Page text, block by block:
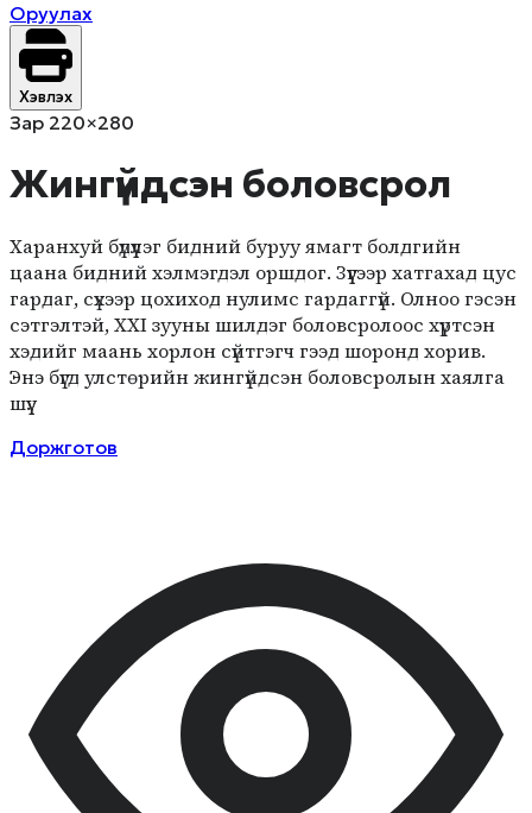
Оруулах
Хэвлэх
Зар 220×280
Жингүйдсэн боловсрол
Харанхуй бүдүүлэг бидний буруу ямагт болдгийн
цаана бидний хэлмэгдэл оршдог. Зүүгээр хатгахад цус
гардаг, сүхээр цохиход нулимс гардаггүй. Олноо гэсэн
сэтгэлтэй, ХХI зууны шилдэг боловсролоос хүртсэн
хэдийг маань хорлон сүйтгэгч гээд шоронд хорив.
Энэ бүгд улстөрийн жингүйдсэн боловсролын хаялга
шүү.
Доржготов